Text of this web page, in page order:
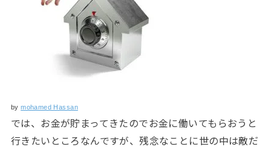
bymohamed Hassan
では、お金が貯まってきたのでお金に働いてもらおうと
行きたいところなんですが、残念なことに世の中は敵だ